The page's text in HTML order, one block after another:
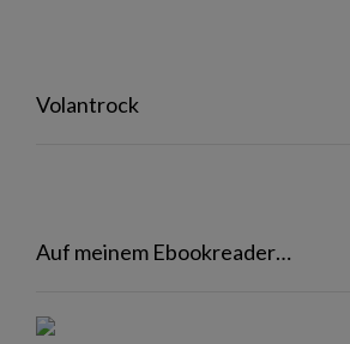
Volantrock
Auf meinem Ebookreader…